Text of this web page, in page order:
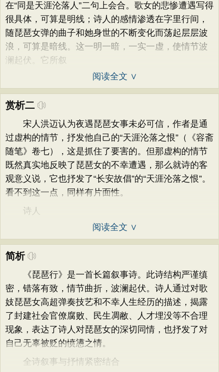
在“同是天涯沦落人”二句上会合。歌女的悲惨遭遇写得
很具体，可算是明线；诗人的感情渗透在字里行间，
随琵琶女弹的曲子和她身世的不断变化而荡起层层波
浪，可算是暗线。这一明一暗，一实一虚，使情节波
澜起伏。它所叙
阅读全文 ∨
赏析二
宋人洪迈认为夜遇琵琶女事未必可信，作者是通
过虚构的情节，抒发他自己的“天涯沦落之恨”（《容斋
随笔》卷七），这是抓住了要害的。但那虚构的情节
既然真实地反映了琵琶女的不幸遭遇，那么就诗的客
观意义说，它也抒发了“长安故倡”的“天涯沦落之恨”。
看不到这一点，同样有片面性。
诗人
阅读全文 ∨
简析
《琵琶行》是一首长篇叙事诗。此诗结构严谨缜
密，错落有致，情节曲折，波澜起伏。诗人通过对歌
妓琵琶女高超弹奏技艺和不幸人生经历的描述，揭露
了封建社会官僚腐败、民生凋敝、人才埋没等不合理
现象，表达了诗人对琵琶女的深切同情，也抒发了对
自己无辜被贬的愤懑之情。
全诗叙事与抒情紧密结合